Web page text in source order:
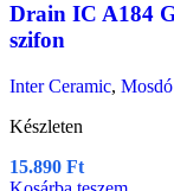
Drain IC A184
szifon
Inter Ceramic,
Készleten
15.890 Ft